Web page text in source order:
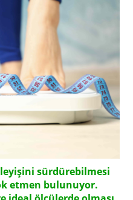
sürdürebilmesi
etmen bulunuyor.